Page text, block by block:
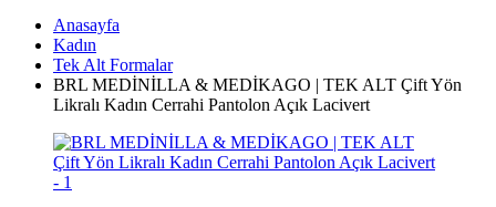
Anasayfa
Kadın
Tek Alt Formalar
BRL MEDİNİLLA & MEDİKAGO | TEK ALT Çift Yön
Likralı Kadın Cerrahi Pantolon Açık Lacivert